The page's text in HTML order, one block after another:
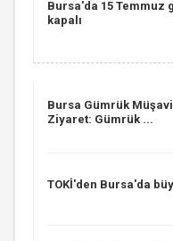
Bursa'da 15 Temmuz
kapalı
Bursa Gümrük
Ziyaret: Gümrük ...
TOKİ'den Bursa'da